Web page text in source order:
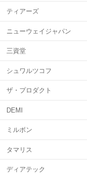
ティアーズ
ニューウェイジャパン
三資堂
シュワルツコフ
ザ・プロダクト
DEMI
ミルボン
タマリス
ディアテック